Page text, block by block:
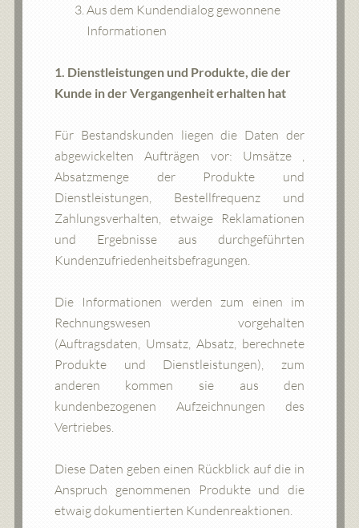
Aus dem Kundendialog gewonnene
Informationen
1. Dienstleistungen und Produkte, die der
Kunde in der Vergangenheit erhalten hat
Für Bestandskunden liegen die Daten der
abgewickelten Aufträgen vor: Umsätze ,
Absatzmenge der Produkte und
Dienstleistungen, Bestellfrequenz und
Zahlungsverhalten, etwaige Reklamationen
und Ergebnisse aus durchgeführten
Kundenzufriedenheitsbefragungen.
Die Informationen werden zum einen im
Rechnungswesen vorgehalten
(Auftragsdaten, Umsatz, Absatz, berechnete
Produkte und Dienstleistungen), zum
anderen kommen sie aus den
kundenbezogenen Aufzeichnungen des
Vertriebes.
Diese Daten geben einen Rückblick auf die in
Anspruch genommenen Produkte und die
etwaig dokumentierten Kundenreaktionen.